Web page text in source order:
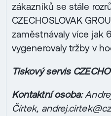
zákazníků se stále
CZECHOSLOVAK
zaměstnávaly více jak
vygenerovaly tržby v
Tiskový servis
Kontaktní osoba:
Čírtek,